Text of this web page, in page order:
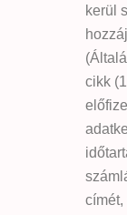
kerül
cikk
címét,